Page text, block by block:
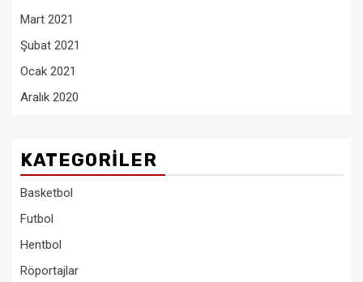
Mart 2021
Şubat 2021
Ocak 2021
Aralık 2020
KATEGORILER
Basketbol
Futbol
Hentbol
Röportajlar